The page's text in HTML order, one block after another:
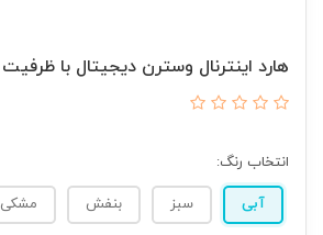
هارد اینترنال وسترن دیجیتال با ظرفیت 2 ترابایت
انتخاب رنگ:
آبی سبز بنفش مشکی